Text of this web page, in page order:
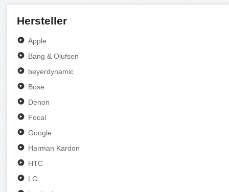
Hersteller
Apple
Bang & Olufsen
beyerdynamic
Bose
Denon
Focal
Google
Harman Kardon
HTC
LG